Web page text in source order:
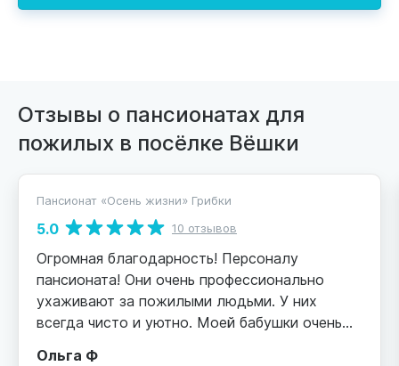
Отзывы о пансионатах для
пожилых в посёлке Вёшки
Пансионат «Осень жизни» Грибки
5.0 10 отзывов
Огромная благодарность! Персоналу
пансионата! Они очень профессионально
ухаживают за пожилыми людьми. У них
всегда чисто и уютно. Моей бабушки очень
Ольга Ф